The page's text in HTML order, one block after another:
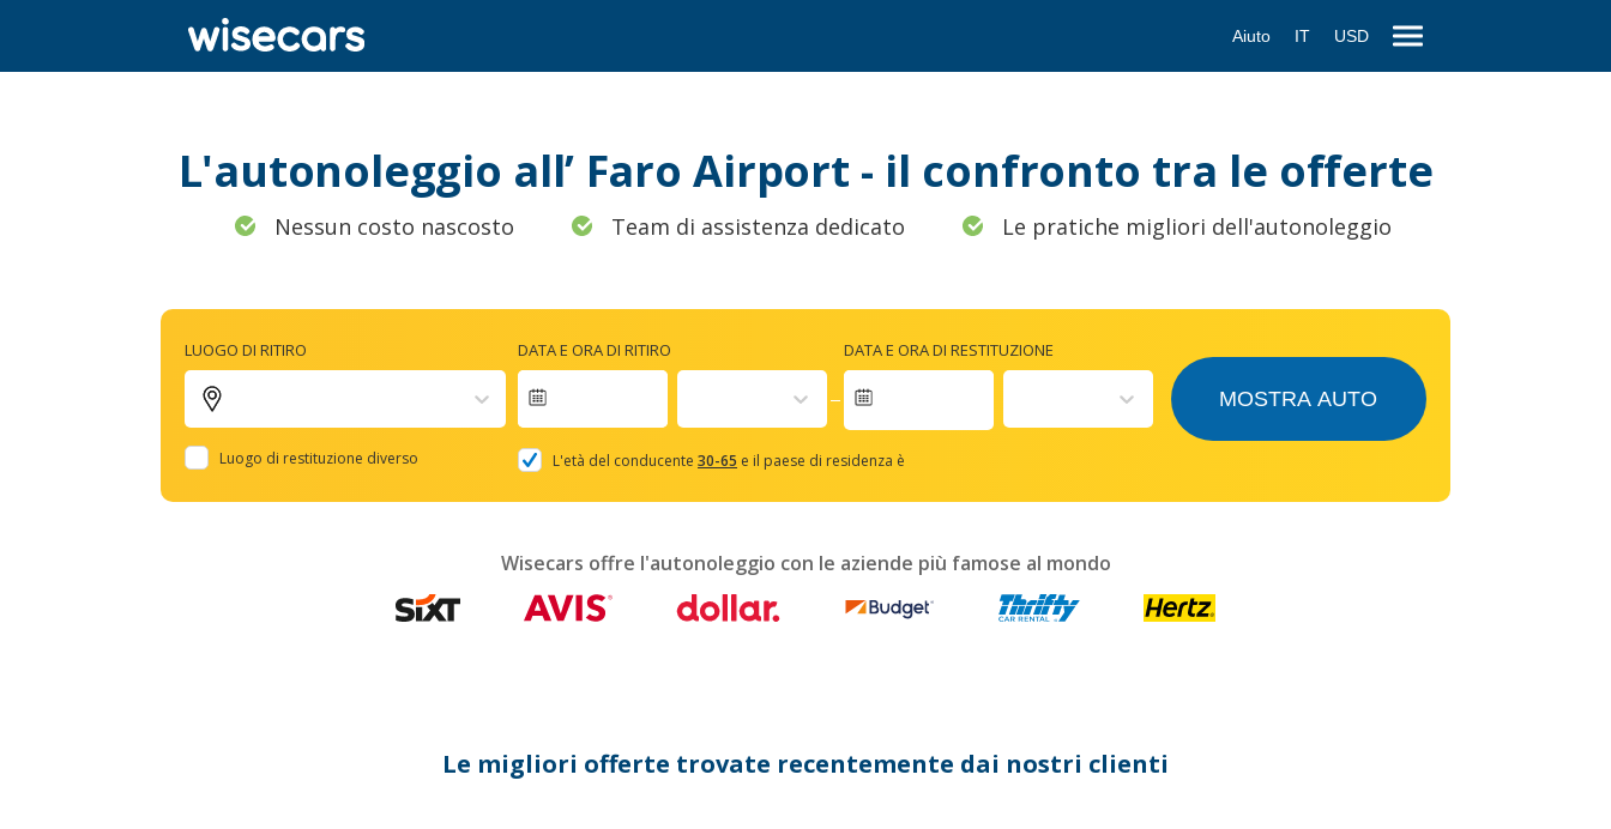
Aiuto IT USD
L'autonoleggio all’ Faro Airport - il confronto tra le offerte
Nessun costo nascosto Team di assistenza dedicato Le pratiche migliori dell'autonoleggio
LUOGO DI RITIRO
Luogo di restituzione diverso
DATA E ORA DI RITIRO
to
calendar
select
a
key
DATA E ORA DI RESTITUZIONE
L'età del conducente30-65 e il paese di residenza è
MOSTRA AUTO
Wisecars offre l'autonoleggio con le aziende più famose al mondo
Le migliori offerte trovate recentemente dai nostri clienti